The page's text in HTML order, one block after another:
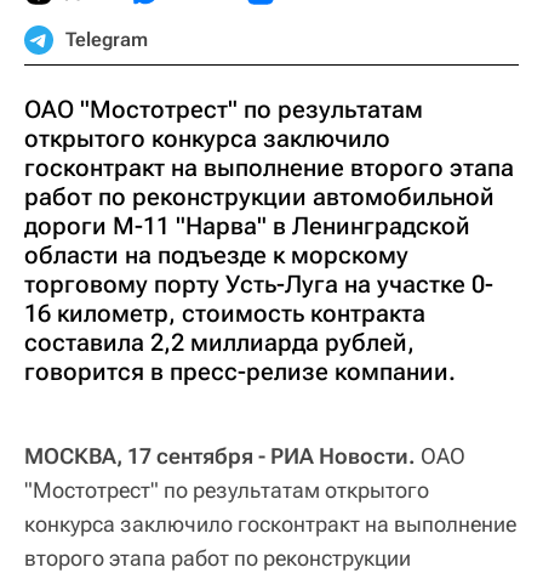
Telegram
ОАО "Мостотрест" по результатам
открытого конкурса заключило
госконтракт на выполнение второго этапа
работ по реконструкции автомобильной
дороги М-11 "Нарва" в Ленинградской
области на подъезде к морскому
торговому порту Усть-Луга на участке 0-
16 километр, стоимость контракта
составила 2,2 миллиарда рублей,
говорится в пресс-релизе компании.
МОСКВА, 17 сентября - РИА Новости. ОАО
"Мостотрест" по результатам открытого
конкурса заключило госконтракт на выполнение
второго этапа работ по реконструкции